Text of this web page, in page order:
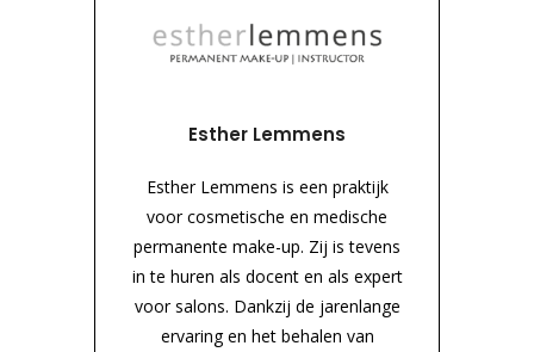
Esther Lemmens
Esther Lemmens is een praktijk
voor cosmetische en medische
permanente make-up. Zij is tevens
in te huren als docent en als expert
voor salons. Dankzij de jarenlange
ervaring en het behalen van